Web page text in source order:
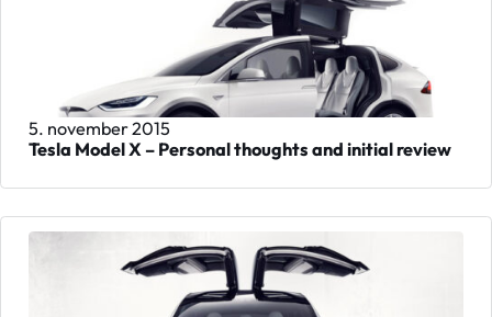
5. november 2015
Tesla Model X – Personal thoughts and initial review